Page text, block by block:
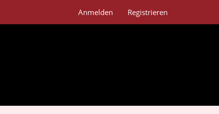
Anmelden Registrieren